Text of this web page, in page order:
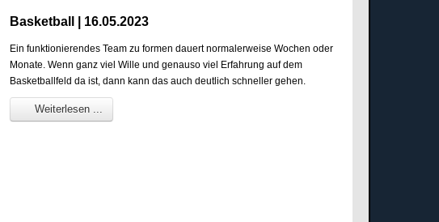
Basketball | 16.05.2023
Ein funktionierendes Team zu formen dauert normalerweise Wochen oder
Monate. Wenn ganz viel Wille und genauso viel Erfahrung auf dem
Basketballfeld da ist, dann kann das auch deutlich schneller gehen.
Weiterlesen ...